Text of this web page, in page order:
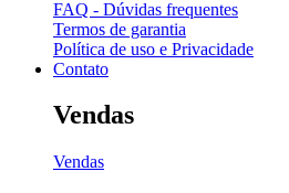
FAQ - Dúvidas frequentes
Termos de garantia
Política de uso e Privacidade
Contato
Vendas
Vendas